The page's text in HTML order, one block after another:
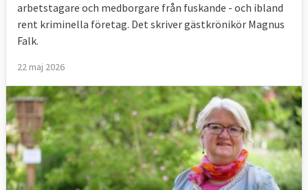
arbetstagare och medborgare från fuskande - och ibland
rent kriminella företag. Det skriver gästkrönikör Magnus
Falk.
22 maj 2026